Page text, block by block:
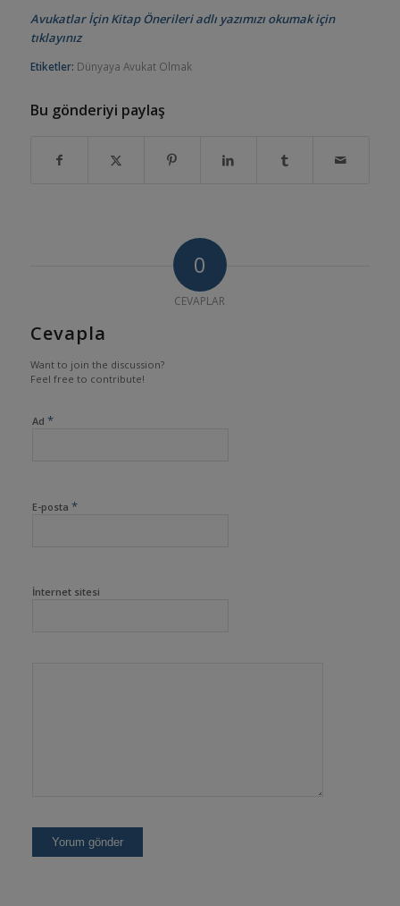
Avukatlar İçin Kitap Önerileri adlı yazımızı okumak için
tıklayınız
Etiketler: Dünyaya Avukat Olmak
Bu gönderiyi paylaş
0
CEVAPLAR
Cevapla
Want to join the discussion?
Feel free to contribute!
Ad *
E-posta *
İnternet sitesi